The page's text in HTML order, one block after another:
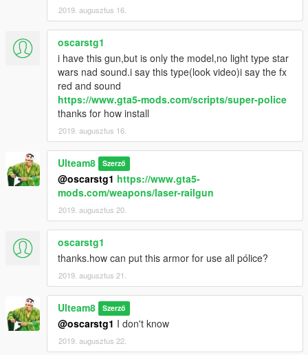
2019. augusztus 16.
oscarstg1
i have this gun,but is only the model,no light type star
wars nad sound.i say this type(look video)i say the fx
red and sound
https://www.gta5-mods.com/scripts/super-police
thanks for how install
2019. augusztus 16.
Ulteam8 Szerző
@oscarstg1 https://www.gta5-
mods.com/weapons/laser-railgun
2019. augusztus 20.
oscarstg1
thanks.how can put this armor for use all pólice?
2019. augusztus 21.
Ulteam8 Szerző
@oscarstg1 I don't know
2019. augusztus 22.